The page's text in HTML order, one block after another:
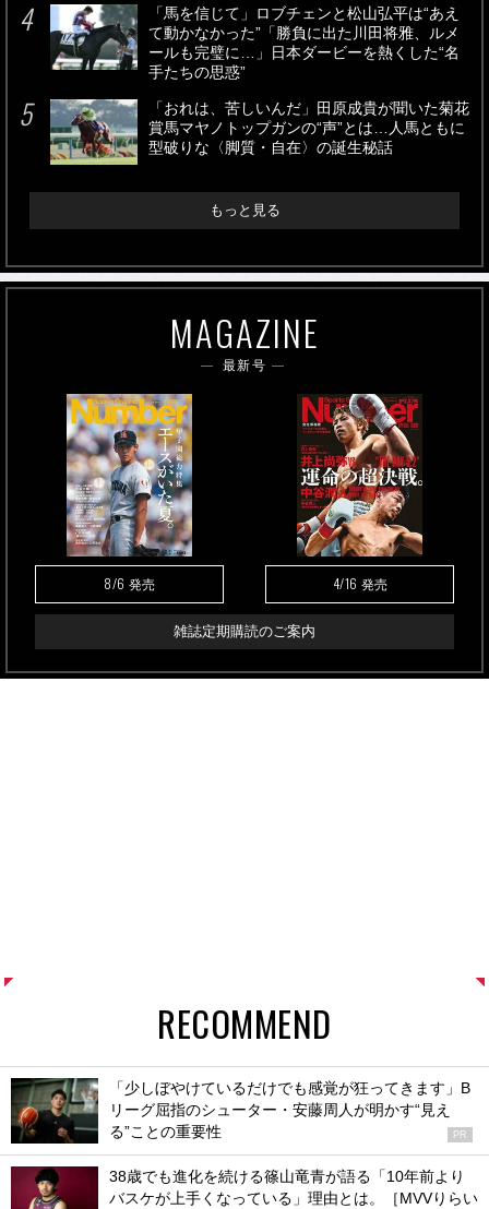
「馬を信じて」ロブチェンと松山弘平は“あえ
て動かなかった”「勝負に出た川田将雅、ルメ
ールも完璧に…」日本ダービーを熱くした“名
手たちの思惑”
「おれは、苦しいんだ」田原成貴が聞いた菊花
賞馬マヤノトップガンの“声”とは…人馬ともに
型破りな〈脚質・自在〉の誕生秘話
もっと見る
MAGAZINE
最新号
8/6 発売 4/16 発売
雑誌定期購読のご案内
RECOMMEND
「少しぼやけているだけでも感覚が狂ってきます」B
リーグ屈指のシューター・安藤周人が明かす“見え
る”ことの重要性
PR
38歳でも進化を続ける篠山竜青が語る「10年前より
バスケが上手くなっている」理由とは。［MVVりらい